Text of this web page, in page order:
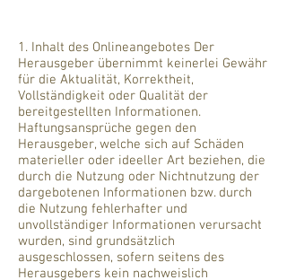
1. Inhalt des Onlineangebotes Der
Herausgeber übernimmt keinerlei Gewähr
für die Aktualität, Korrektheit,
Vollständigkeit oder Qualität der
bereitgestellten Informationen.
Haftungsansprüche gegen den
Herausgeber, welche sich auf Schäden
materieller oder ideeller Art beziehen, die
durch die Nutzung oder Nichtnutzung der
dargebotenen Informationen bzw. durch
die Nutzung fehlerhafter und
unvollständiger Informationen verursacht
wurden, sind grundsätzlich
ausgeschlossen, sofern seitens des
Herausgebers kein nachweislich